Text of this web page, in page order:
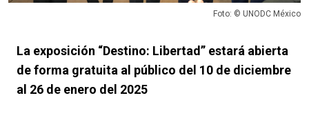
Foto: © UNODC México
La exposición “Destino: Libertad” estará abierta
de forma gratuita al público del 10 de diciembre
al 26 de enero del 2025